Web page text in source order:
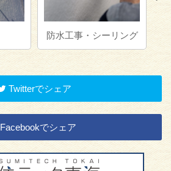
防水工事・シーリング
Twitterでシェア
Facebookでシェア